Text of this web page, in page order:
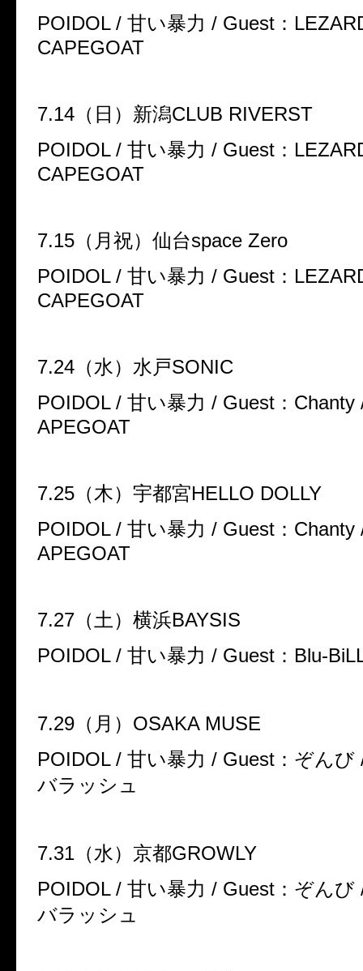
POIDOL / 甘い暴力 / Guest ：
CAPEGOAT
7.14 （日）新潟CLUB RIVERST
POIDOL / 甘い暴力 / Guest ：
CAPEGOAT
7.15 （月祝）仙台space Zero
POIDOL / 甘い暴力 / Guest ：
CAPEGOAT
7.24 （水）水戸SONIC
POIDOL / 甘い暴力 / Guest ： Chanty
APEGOAT
7.25 （木）宇都宮HELLO DOLLY
POIDOL / 甘い暴力 / Guest ： Chanty
APEGOAT
7.27 （土）横浜BAYSIS
POIDOL / 甘い暴力 / Guest ： Blu-
7.29 （月） OSAKA MUSE
POIDOL / 甘い暴力 / Guest ：ぞんび
バラッシュ
7.31 （水）京都GROWLY
POIDOL / 甘い暴力 / Guest ：ぞんび
バラッシュ